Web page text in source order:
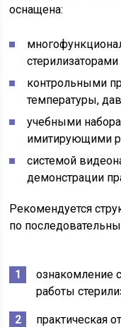
оснащена:
контрольными
температуры,
учебными
имитирующими
системой
демонстрации
Рекомендуется
по
ознакомление
работы
практическая